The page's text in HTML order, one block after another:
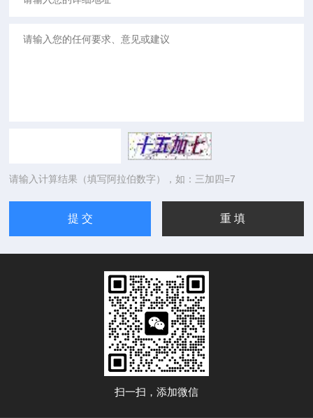
请输入计算结果（填写阿拉伯数字），如：三加四=7
扫一扫，添加微信